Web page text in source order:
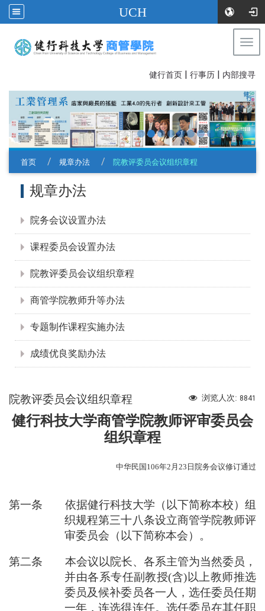
UCH
健行首页 | 行事历 | 内部搜寻
首页 规章办法 院教评委员会议组织章程
规章办法
院务会议设置办法
课程委员会设置办法
院教评委员会议组织章程
商管学院教师升等办法
专题制作课程实施办法
成绩优良奖励办法
浏览人次: 8841
院教评委员会议组织章程
健行科技大学商管学院教师评审委员会
组织章程
中华民国 106年2 月23 日院务会议修订通过
第一条 依据健行科技大学（以下简称本校）组
织规程第三十八条设立商管学院教师评
审委员会（以下简称本会）。
第二条 本会议以院长、各系主管为当然委员，
并由各系专任副教授(含)以上教师推选
委员及候补委员各一人，选任委员任期
一年，连选得连任。选任委员在其任职